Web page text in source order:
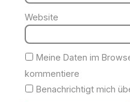
Website
Meine Daten im
kommentiere
Benachrichtigt mich